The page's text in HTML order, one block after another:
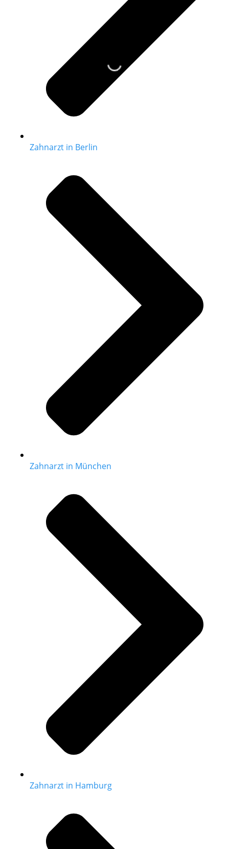
Zahnarzt in Berlin
Zahnarzt in München
Zahnarzt in Hamburg